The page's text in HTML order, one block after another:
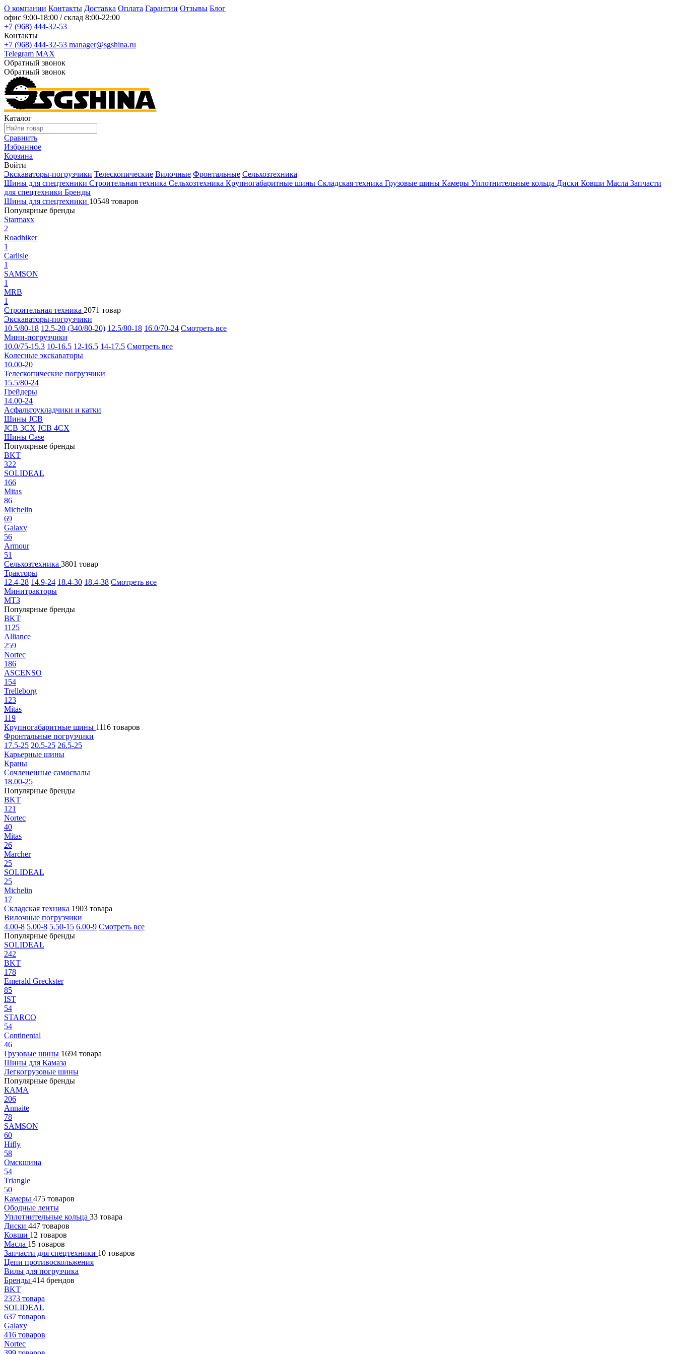
О компании Контакты Доставка Оплата Гарантии Отзывы Блог
офис 9:00-18:00 / склад 8:00-22:00
+7 (968) 444-32-53
Контакты
+7 (968) 444-32-53 manager@sgshina.ru
Telegram MAX
Обратный звонок
Обратный звонок
Каталог
Сравнить
Избранное
Корзина
Войти
Экскаваторы-погрузчики Телескопические Вилочные Фронтальные Сельхозтехника
Шины для спецтехники Строительная техника Сельхозтехника Крупногабаритные шины Складская техника Грузовые шины Камеры Уплотнительные кольца Диски Ковши Масла Запчасти
для спецтехники Бренды
Шины для спецтехники 10548 товаров
Популярные бренды
Starmaxx
2
Roadhiker
1
Carlisle
1
SAMSON
1
MRB
1
Строительная техника 2071 товар
Экскаваторы-погрузчики
10.5/80-18 12.5-20 (340/80-20) 12.5/80-18 16.0/70-24 Смотреть все
Мини-погрузчики
10.0/75-15.3 10-16.5 12-16.5 14-17.5 Смотреть все
Колесные экскаваторы
10.00-20
Телескопические погрузчики
15.5/80-24
Грейдеры
14.00-24
Асфальтоукладчики и катки
Шины JCB
JCB 3CX JCB 4CX
Шины Case
Популярные бренды
BKT
322
SOLIDEAL
166
Mitas
86
Michelin
69
Galaxy
56
Armour
51
Сельхозтехника 3801 товар
Тракторы
12.4-28 14.9-24 18.4-30 18.4-38 Смотреть все
Минитракторы
МТЗ
Популярные бренды
BKT
1125
Alliance
259
Nortec
186
ASCENSO
154
Trelleborg
123
Mitas
119
Крупногабаритные шины 1116 товаров
Фронтальные погрузчики
17.5-25 20.5-25 26.5-25
Карьерные шины
Краны
Сочлененные самосвалы
18.00-25
Популярные бренды
BKT
121
Nortec
40
Mitas
26
Marcher
25
SOLIDEAL
25
Michelin
17
Складская техника 1903 товара
Вилочные погрузчики
4.00-8 5.00-8 5.50-15 6.00-9 Смотреть все
Популярные бренды
SOLIDEAL
242
BKT
178
Emerald Greckster
85
IST
54
STARCO
54
Continental
46
Грузовые шины 1694 товара
Шины для Камаза
Легкогрузовые шины
Популярные бренды
КАМА
206
Annaite
78
SAMSON
60
Hifly
58
Омскшина
54
Triangle
50
Камеры 475 товаров
Ободные ленты
Уплотнительные кольца 33 товара
Диски 447 товаров
Ковши 12 товаров
Масла 15 товаров
Запчасти для спецтехники 10 товаров
Цепи противоскольжения
Вилы для погрузчика
Бренды 414 брендов
BKT
2373 товара
SOLIDEAL
637 товаров
Galaxy
416 товаров
Nortec